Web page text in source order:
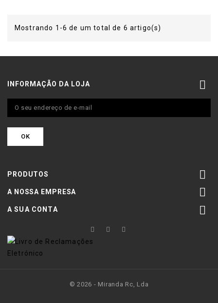
Mostrando 1-6 de um total de 6 artigo(s)
INFORMAÇÃO DA LOJA 
PRODUTOS 
A NOSSA EMPRESA 
A SUA CONTA 
© 2026 - Miranda Rc, Lda